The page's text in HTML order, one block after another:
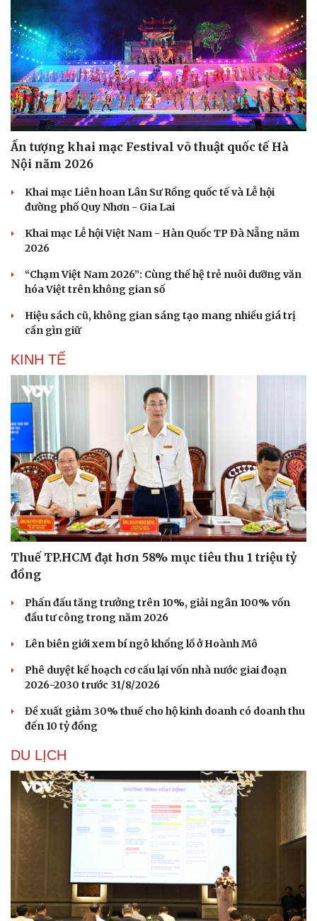
Văn hóa
Sân khấu - Điện ảnh
Văn học
Âm nhạc
Di sản
Giải trí
Nghệ sĩ
Thời trang
Sao Việt
Ấn tượng khai mạc Festival võ thuật quốc tế Hà
Nội năm 2026
Khai mạc Liên hoan Lân Sư Rồng quốc tế và Lễ hội
đường phố Quy Nhơn - Gia Lai
Khai mạc Lễ hội Việt Nam - Hàn Quốc TP Đà Nẵng năm
2026
“Chạm Việt Nam 2026”: Cùng thế hệ trẻ nuôi dưỡng văn
hóa Việt trên không gian số
Hiệu sách cũ, không gian sáng tạo mang nhiều giá trị
cần gìn giữ
KINH TẾ
Thuế TP.HCM đạt hơn 58% mục tiêu thu 1 triệu tỷ
đồng
Phấn đấu tăng trưởng trên 10%, giải ngân 100% vốn
đầu tư công trong năm 2026
Lên biên giới xem bí ngô khổng lồ ở Hoành Mô
Phê duyệt kế hoạch cơ cấu lại vốn nhà nước giai đoạn
2026-2030 trước 31/8/2026
Đề xuất giảm 30% thuế cho hộ kinh doanh có doanh thu
đến 10 tỷ đồng
DU LỊCH